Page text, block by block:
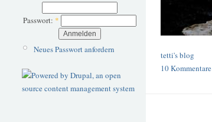
Passwort: *
Neues Passwort anfordern
tetti's blog
10 Kommentare